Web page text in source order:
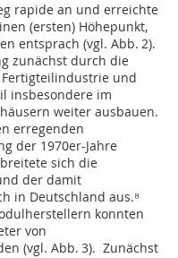
rapide an und erreichte
(ersten) Höhepunkt,
entsprach (vgl. Abb. 2).
zunächst durch die
und
insbesondere im
weiter ausbauen.
erregenden
der 1970er-Jahre
sich die
der ­damit
in Deutschland aus.⁸
konnten
von
(vgl. Abb. 3). Zunächst